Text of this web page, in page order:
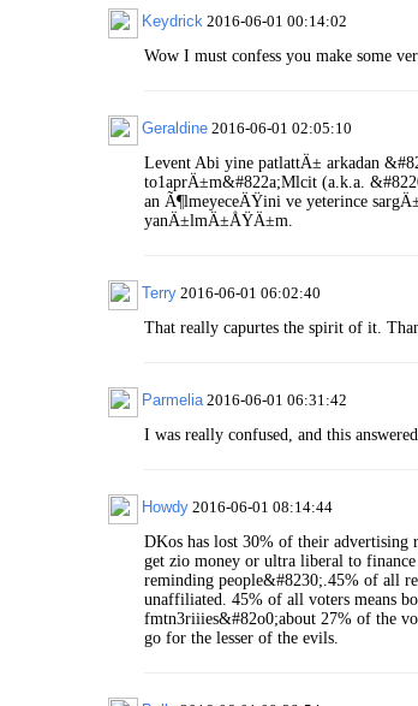
Keydrick 2016-06-01 00:14:02
Wow I must confess you make some
Geraldine 2016-06-01 02:05:10
Levent Abi yine patlattÄ± arkadan
to1aprÄ±m&#822a;Mlcit (a.k.a.
an Ã¶lmeyeceÄŸini ve yeterince
yanÄ±lmÄ±ÅŸÄ±m.
Terry 2016-06-01 06:02:40
That really capurtes the spirit of it.
Parmelia2016-06-01 06:31:42
I was really confused, and this
Howdy 2016-06-01 08:14:44
DKos has lost 30% of their advertising
get zio money or ultra liberal to
reminding people&#8230;.45% of all
unaffiliated. 45% of all voters means
fmtn3riiies&#82o0;about 27% of the
go for the lesser of the evils.